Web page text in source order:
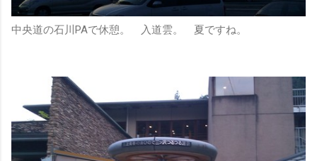
中央道の石川PAで休憩。 入道雲。 夏ですね。